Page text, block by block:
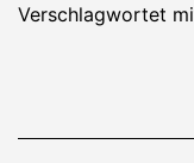
Verschlagwortet